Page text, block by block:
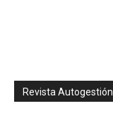
Revista Autogestión